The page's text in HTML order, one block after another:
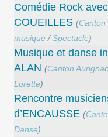
Comédie Rock
COUEILLES (Canton
musique /Spectacle)
Musique et danse
ALAN (Canton Aurignac
Lorette)
Rencontre
d’ENCAUSSE (
Danse)